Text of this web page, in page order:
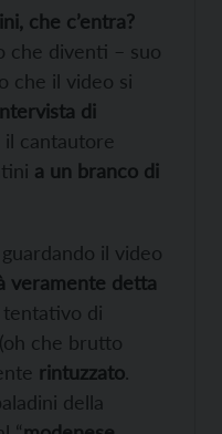
che c’entra?
che diventi – suo
che il video si
di
il cantautore
a un branco di
il video
veramente detta
tentativo di
che brutto
rintuzzato.
della